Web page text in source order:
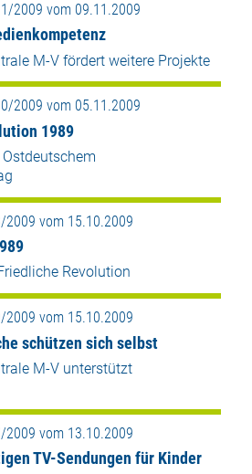
2009 vom 09.11.2009
M-V fördert weitere Projekte
2009 vom 05.11.2009
1989
2009 vom 15.10.2009
Revolution
2009 vom 15.10.2009
schützen sich selbst
M-V unterstützt
2009 vom 13.10.2009
TV-Sendungen für Kinder